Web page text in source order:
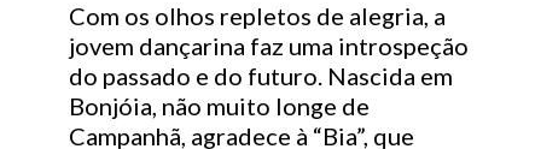
Com os olhos repletos de alegria, a
jovem dançarina faz uma introspeção
do passado e do futuro. Nascida em
Bonjóia, não muito longe de
Campanhã, agradece à “Bia”, que